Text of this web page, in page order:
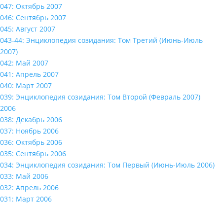
047: Октябрь 2007
046: Сентябрь 2007
045: Август 2007
043-44: Энциклопедия созидания: Том Третий (Июнь-Июль
2007)
042: Май 2007
041: Апрель 2007
040: Март 2007
039: Энциклопедия созидания: Том Второй (Февраль 2007)
2006
038: Декабрь 2006
037: Ноябрь 2006
036: Октябрь 2006
035: Сентябрь 2006
034: Энциклопедия созидания: Том Первый (Июнь-Июль 2006)
033: Май 2006
032: Апрель 2006
031: Март 2006